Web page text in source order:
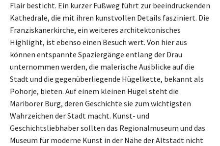
Flair besticht. Ein kurzer Fußweg führt zur beeindruckenden
Kathedrale, die mit ihren kunstvollen Details fasziniert. Die
Franziskanerkirche, ein weiteres architektonisches
Highlight, ist ebenso einen Besuch wert. Von hier aus
können entspannte Spaziergänge entlang der Drau
unternommen werden, die malerische Ausblicke auf die
Stadt und die gegenüberliegende Hügelkette, bekannt als
Pohorje, bieten. Auf einem kleinen Hügel steht die
Mariborer Burg, deren Geschichte sie zum wichtigsten
Wahrzeichen der Stadt macht. Kunst- und
Geschichtsliebhaber sollten das Regionalmuseum und das
Museum für moderne Kunst in der Nähe der Altstadt nicht